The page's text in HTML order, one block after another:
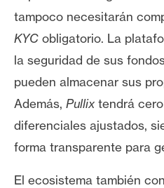
u
b
l
i
c
i
d
a
tampoco necesitarán
KYC obligatorio. La
la seguridad de sus
pueden almacenar sus
Además, Pullix tendrá
diferenciales ajustados,
forma transparente para
El ecosistema también